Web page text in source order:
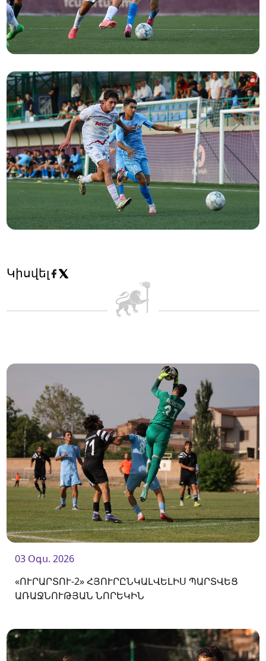
Կիսվել
03 Օգս. 2026
«ՈՒՐԱՐՏՈՒ-2» ՀՅՈՒՐԸՆԿԱԼՎԵԼԻՍ ՊԱՐՏՎԵՑ
ԱՌԱՋՆՈՒԹՅԱՆ ՆՈՐԵԿԻՆ